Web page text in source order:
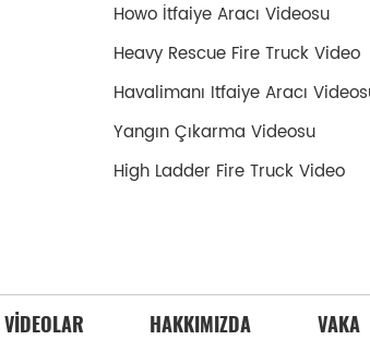
Howo İtfaiye Aracı Videosu
Heavy Rescue Fire Truck Video
Havalimanı Itfaiye Aracı
Yangın Çıkarma Videosu
High Ladder Fire Truck Video
VIDEOLAR HAKKIMIZDA VAKA